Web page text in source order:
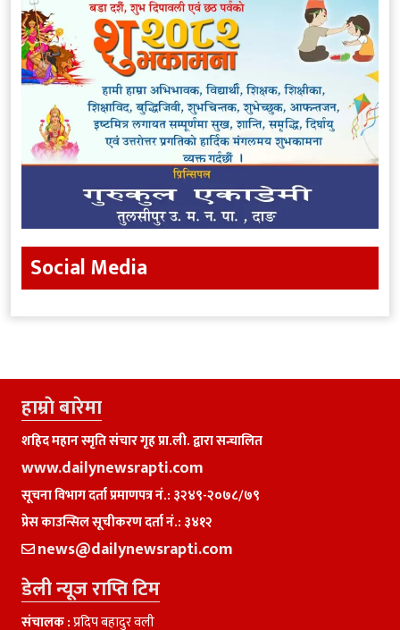
Social Media
हाम्राे बारेमा
शहिद महान स्मृति संचार गृह प्रा.ली. द्वारा सन्चालित
www.dailynewsrapti.com
सूचना विभाग दर्ता प्रमाणपत्र नं.: ३२४९-२०७८/७९
प्रेस काउन्सिल सूचीकरण दर्ता नं.: ३४१२
news@dailynewsrapti.com
डेली न्यूज राप्ति टिम
संचालक :प्रदिप बहादुर वली